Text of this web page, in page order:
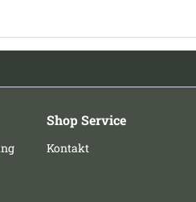
Shop Service
Kontakt